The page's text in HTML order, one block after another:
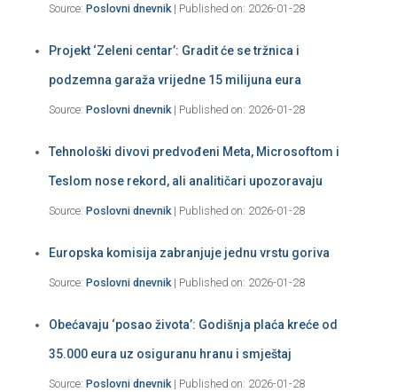
Source: Poslovni dnevnik Published on: 2026-01-28
Projekt ‘Zeleni centar’: Gradit će se tržnica i
podzemna garaža vrijedne 15 milijuna eura
Source: Poslovni dnevnik Published on: 2026-01-28
Tehnološki divovi predvođeni Meta, Microsoftom i
Teslom nose rekord, ali analitičari upozoravaju
Source: Poslovni dnevnik Published on: 2026-01-28
Europska komisija zabranjuje jednu vrstu goriva
Source: Poslovni dnevnik Published on: 2026-01-28
Obećavaju ‘posao života’: Godišnja plaća kreće od
35.000 eura uz osiguranu hranu i smještaj
Source: Poslovni dnevnik Published on: 2026-01-28